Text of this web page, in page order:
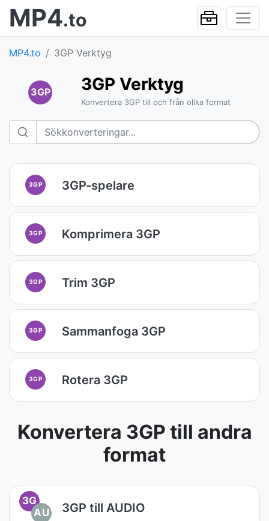
MP4.to
MP4.to 3GP Verktyg
3GP 3GP Verktyg
Konvertera 3GP till och från olika format
3GP 3GP-spelare
3GP Komprimera 3GP
3GP Trim 3GP
3GP Sammanfoga 3GP
3GP Rotera 3GP
Konvertera 3GP till andra
format
3G
AU
3GP till AUDIO